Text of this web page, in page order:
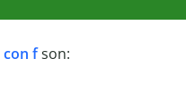
con fson: